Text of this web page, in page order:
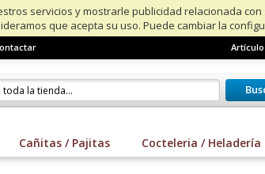
servicios y mostrarle publicidad relacionada
que acepta su uso. Puede cambiar la
Cañitas / Pajitas Cocteleria / Heladería